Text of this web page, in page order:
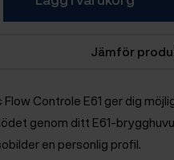
Jämför
Controle E61 ger dig
genom ditt E61-
en personlig profil.